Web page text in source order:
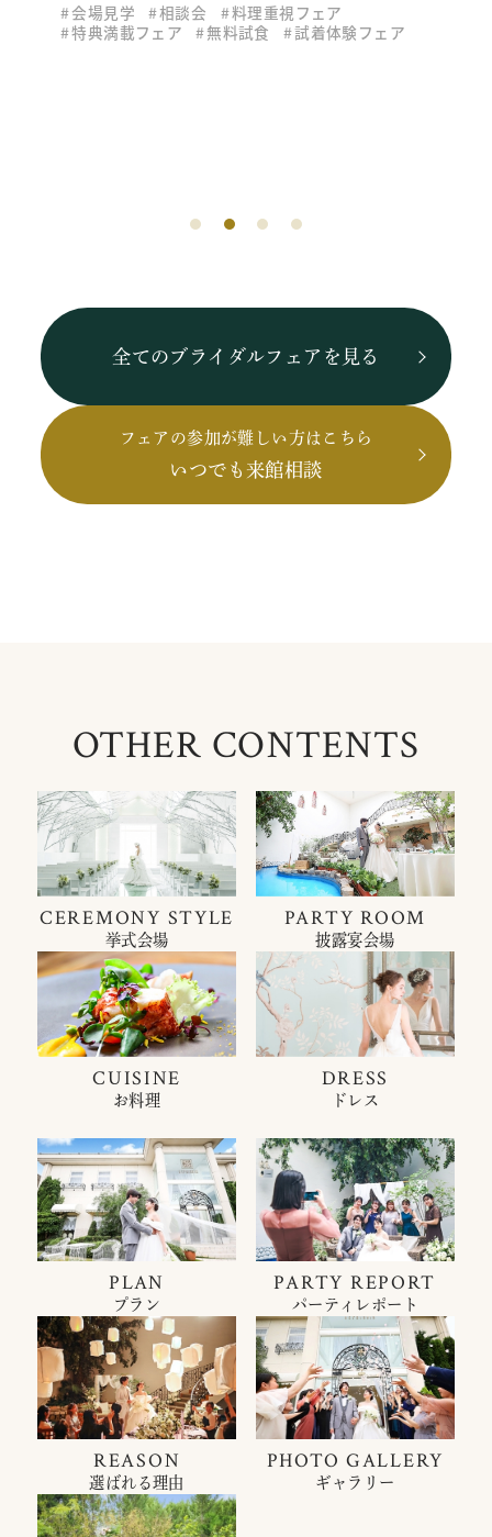
料理重視フェア
試着体験フェア
全てのブライダルフェアを見る
フェアの参加が難しい方はこちら
いつでも来館相談
OTHER CONTENTS
CEREMONY STYLE
挙式会場
PARTY ROOM
披露宴会場
CUISINE
お料理
DRESS
ドレス
PLAN
プラン
PARTY REPORT
パーティレポート
REASON
選ばれる理由
PHOTO GALLERY
ギャラリー